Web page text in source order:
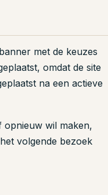
met de keuzes
omdat de site
na een actieve
opnieuw wil maken,
volgende bezoek